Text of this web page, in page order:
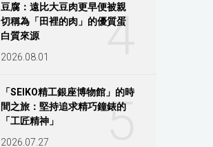
4
豆腐：遠比大豆肉更早便被親
切稱為「田裡的肉」的優質蛋
白質來源
2026.08.01
5
「SEIKO精工銀座博物館」的時
間之旅：堅持追求精巧鐘錶的
「工匠精神」
2026.07.27